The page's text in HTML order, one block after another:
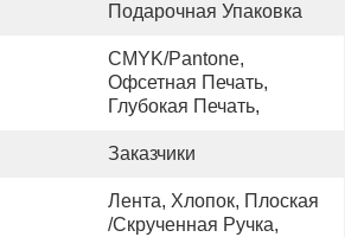
Подарочная Упаковка
CMYK/Pantone,
Офсетная Печать,
Глубокая Печать,
Заказчики
Лента, Хлопок, Плоская
/скрученная Ручка,